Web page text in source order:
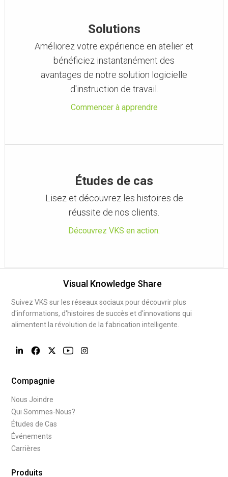
Solutions
Améliorez votre expérience en atelier et
bénéficiez instantanément des
avantages de notre solution logicielle
d'instruction de travail.
Commencer à apprendre
Études de cas
Lisez et découvrez les histoires de
réussite de nos clients.
Découvrez VKS en action.
Visual Knowledge Share
Suivez VKS sur les réseaux sociaux pour découvrir plus
d'informations, d'histoires de succès et d'innovations qui
alimentent la révolution de la fabrication intelligente.
Compagnie
Nous Joindre
Qui Sommes-Nous?
Études de Cas
Événements
Carrières
Produits